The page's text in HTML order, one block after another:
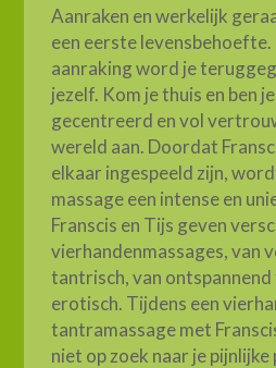
Aanraken en werkelijk
een eerste
aanraking word je
jezelf. Kom je thuis en ben
gecentreerd en vol
wereld aan. Doordat
elkaar ingespeeld zijn,
massage een intense en
Franscis en Tijs geven
vierhandenmassages, van
tantrisch, van
erotisch. Tijdens een
tantramassage met
niet op zoek naar je pijnlijke